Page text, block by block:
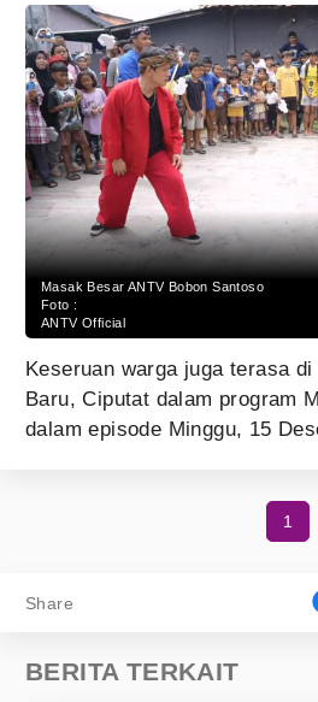
Masak Besar ANTV Bobon Santoso
Foto :
ANTV Official
Keseruan warga juga terasa
Baru, Ciputat dalam program
dalam episode Minggu, 15
1
Share
BERITA TERKAIT